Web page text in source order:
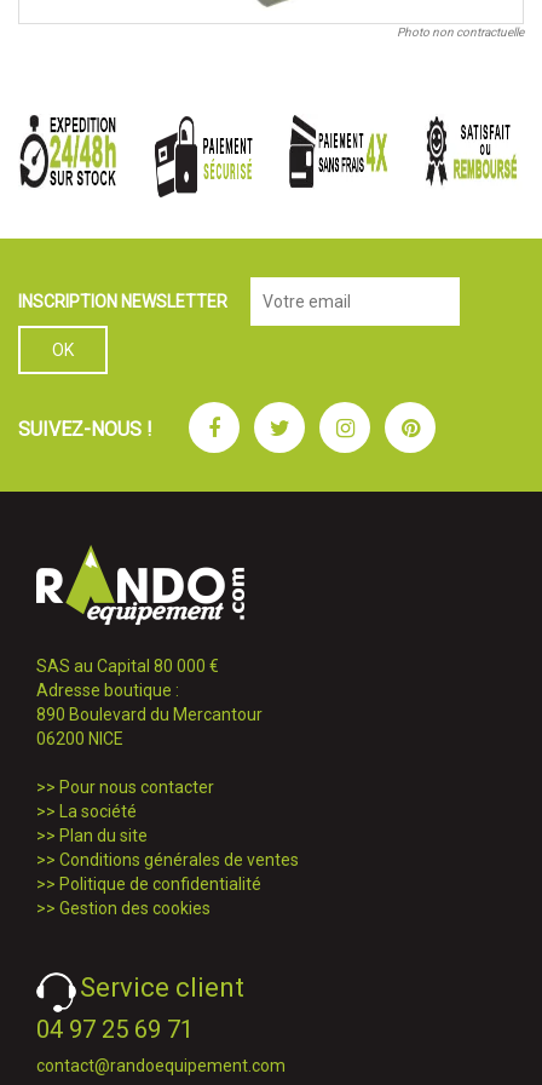
Photo non contractuelle
INSCRIPTION NEWSLETTER
SUIVEZ-NOUS ! FacebookTwitterInstagramPinterest
SAS au Capital 80 000 €
Adresse boutique :
890 Boulevard du Mercantour
06200 NICE
>> Pour nous contacter
>>
La société
>> Plan du site
>> Conditions générales de ventes
>> Politique de confidentialité
>> Gestion des cookies
Service client
04 97 25 69 71
contact@randoequipement.com